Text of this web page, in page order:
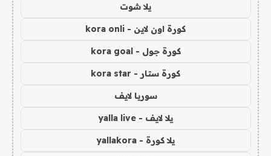
يلا شوت
كورة اون لاين - kora onli
كورة جول - kora goal
كورة ستار - kora star
سوريا لايف
يلا لايف - yalla live
يلا كورة - yallakora